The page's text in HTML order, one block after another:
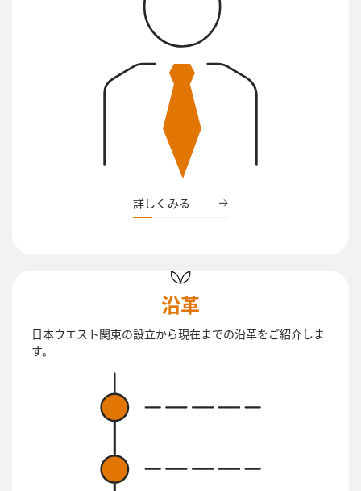
詳しくみる
沿革
日本ウエスト関東の設立から現在までの沿革をご紹介しま
す。